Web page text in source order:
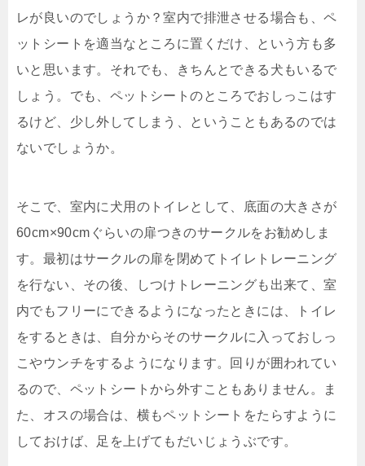
レが良いのでしょうか？室内で排泄させる場合も、ペ
ットシートを適当なところに置くだけ、という方も多
いと思います。それでも、きちんとできる犬もいるで
しょう。でも、ペットシートのところでおしっこはす
るけど、少し外してしまう、ということもあるのでは
ないでしょうか。
そこで、室内に犬用のトイレとして、底面の大きさが
60cm×90cmぐらいの扉つきのサークルをお勧めしま
す。最初はサークルの扉を閉めてトイレトレーニング
を行ない、その後、しつけトレーニングも出来て、室
内でもフリーにできるようになったときには、トイレ
をするときは、自分からそのサークルに入っておしっ
こやウンチをするようになります。回りが囲われてい
るので、ペットシートから外すこともありません。ま
た、オスの場合は、横もペットシートをたらすように
しておけば、足を上げてもだいじょうぶです。